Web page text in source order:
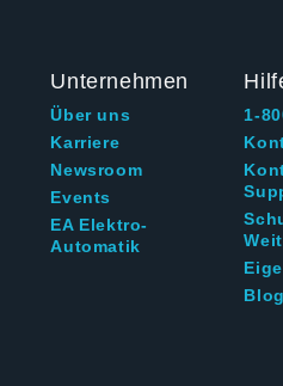
Unternehmen
Über uns
Karriere
Newsroom
Events
EA Elektro-
Automatik
1-
Blog